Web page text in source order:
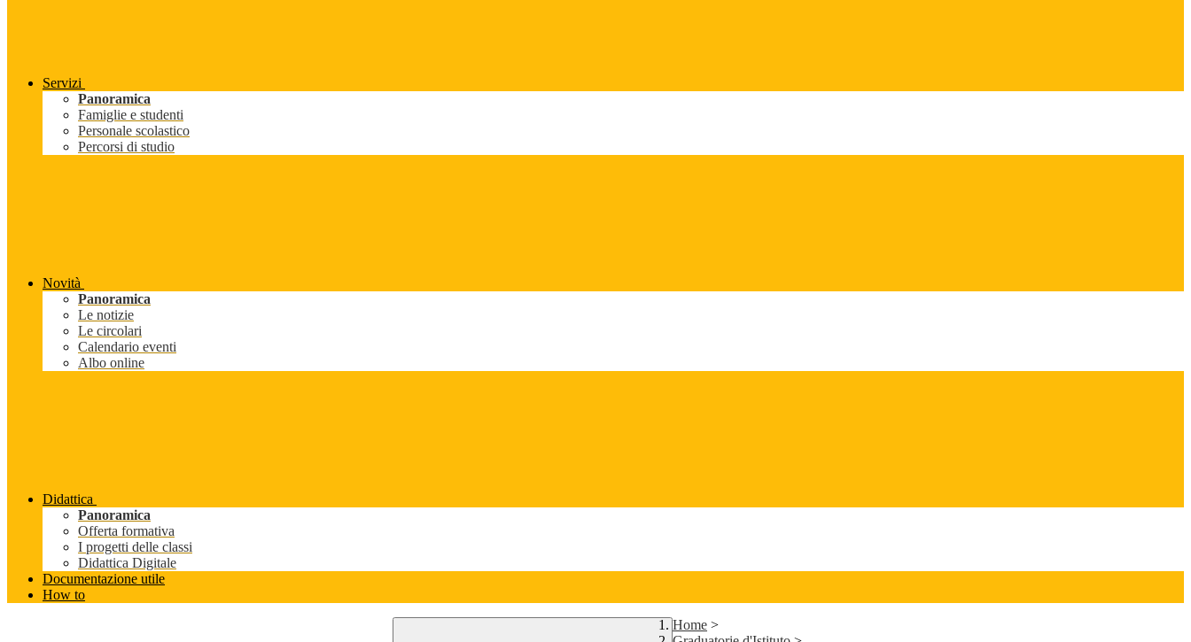
Servizi
Panoramica
Famiglie e studenti
Personale scolastico
Percorsi di studio
Novità
Panoramica
Le notizie
Le circolari
Calendario eventi
Albo online
Didattica
Panoramica
Offerta formativa
I progetti delle classi
Didattica Digitale
Documentazione utile
How to
Home >